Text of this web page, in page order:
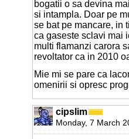
bogatii o sa devina
si intampla. Doar pe
se bat pe mancare, in
ca gaseste sclavi mai
multi flamanzi carora
revoltator ca in 2010
Mie mi se pare ca
omenirii si opresc
cipslim
Monday, 7 March